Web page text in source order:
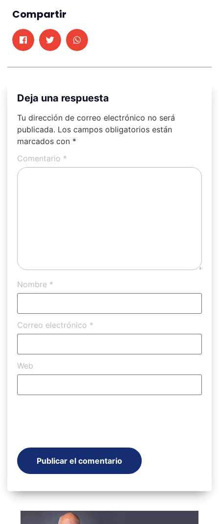
Compartir
Deja una respuesta
Tu dirección de correo electrónico no será
publicada. Los campos obligatorios están
marcados con *
Comentario *
Nombre *
Correo electrónico *
Web